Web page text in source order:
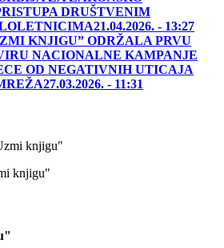
DRUŠTVENIM
21.04.2026. - 13:27
KNJIGU” ODRŽALA PRVU
NACIONALNE KAMPANJE
OD NEGATIVNIH UTICAJA
27.03.2026. - 11:31
knjigu"